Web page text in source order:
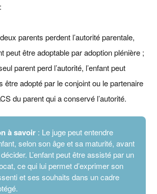
:
parents perdent l’autorité parentale,
peut être adoptable par adoption plénière ;
parent perd l’autorité, l’enfant peut
être adopté par le conjoint ou le partenaire
du parent qui a conservé l’autorité.
à savoir : Le juge peut entendre
selon son âge et sa maturité, avant
L’enfant peut être assisté par un
ce qui lui permet d’exprimer son
et ses souhaits dans un cadre